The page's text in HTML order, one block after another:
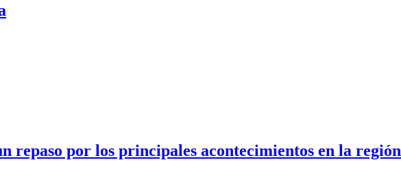
repaso por los principales acontecimientos en la región